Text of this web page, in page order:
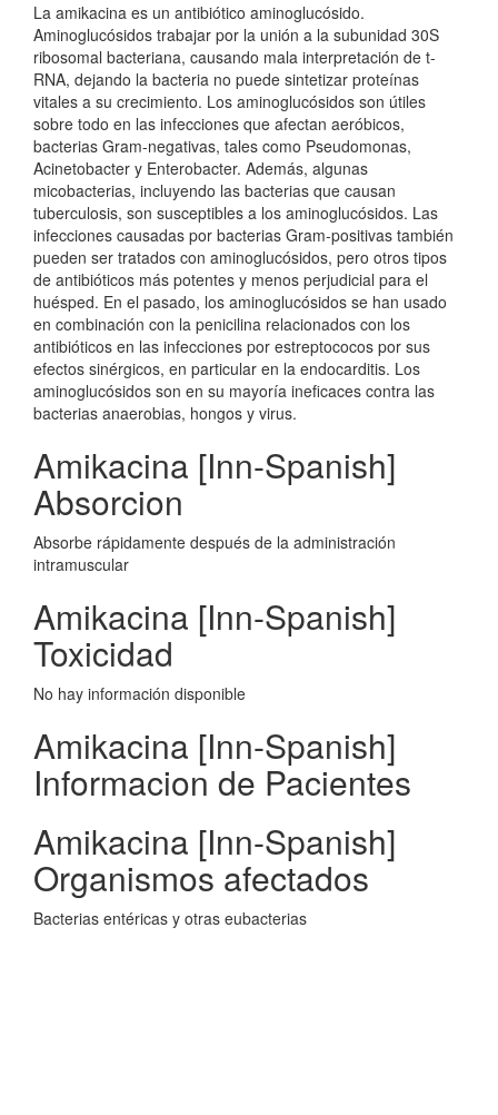
La amikacina es un antibiótico aminoglucósido.
Aminoglucósidos trabajar por la unión a la subunidad 30S
ribosomal bacteriana, causando mala interpretación de t-
RNA, dejando la bacteria no puede sintetizar proteínas
vitales a su crecimiento. Los aminoglucósidos son útiles
sobre todo en las infecciones que afectan aeróbicos,
bacterias Gram-negativas, tales como Pseudomonas,
Acinetobacter y Enterobacter. Además, algunas
micobacterias, incluyendo las bacterias que causan
tuberculosis, son susceptibles a los aminoglucósidos. Las
infecciones causadas por bacterias Gram-positivas también
pueden ser tratados con aminoglucósidos, pero otros tipos
de antibióticos más potentes y menos perjudicial para el
huésped. En el pasado, los aminoglucósidos se han usado
en combinación con la penicilina relacionados con los
antibióticos en las infecciones por estreptococos por sus
efectos sinérgicos, en particular en la endocarditis. Los
aminoglucósidos son en su mayoría ineficaces contra las
bacterias anaerobias, hongos y virus.
Amikacina [Inn-Spanish]
Absorcion
Absorbe rápidamente después de la administración
intramuscular
Amikacina [Inn-Spanish]
Toxicidad
No hay información disponible
Amikacina [Inn-Spanish]
Informacion de Pacientes
Amikacina [Inn-Spanish]
Organismos afectados
Bacterias entéricas y otras eubacterias